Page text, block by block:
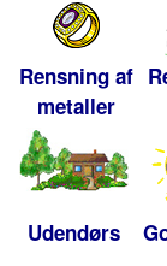
Rensning af
metaller
Udendørs